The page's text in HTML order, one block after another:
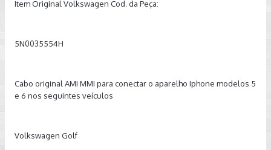
Item Original Volkswagen Cod. da Peça:
5N0035554H
Cabo original AMI MMI para conectar o aparelho Iphone modelos 5
e 6 nos seguintes veículos
Volkswagen Golf